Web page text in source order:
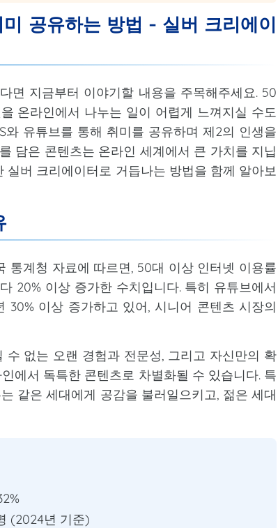
공유하는 방법 - 실버 크리에이
면 지금부터 이야기할 내용을 주목해주세요. 50
온라인에서 나누는 일이 어렵게 느껴지실 수도
유튜브를 통해 취미를 공유하며 제2의 인생을
담은 콘텐츠는 온라인 세계에서 큰 가치를 지닙
실버 크리에이터로 거듭나는 방법을 함께 알아보
통계청 자료에 따르면, 50대 이상 인터넷 이용률
20% 이상 증가한 수치입니다. 특히 유튜브에서
이상 증가하고 있어, 시니어 콘텐츠 시장의
없는 오랜 경험과 전문성, 그리고 자신만의 확
에서 독특한 콘텐츠로 차별화될 수 있습니다. 특
같은 세대에게 공감을 불러일으키고, 젊은 세대
(2024년 기준)